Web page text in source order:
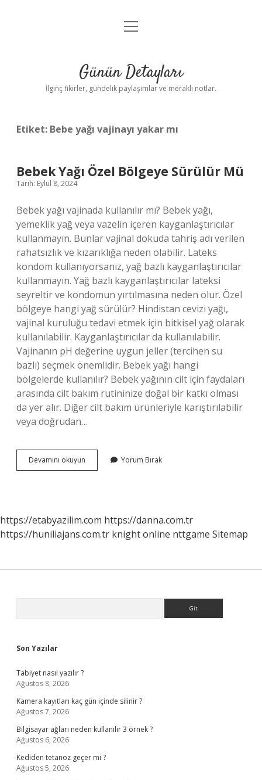
Gizlilik Politikası
Yasal Uyarı
menüyü
Günün Detayları
İlginç fikirler, gündelik paylaşımlar ve meraklı notlar.
Etiket: Bebe yağı vajinayı yakar mı
Bebek Yağı Özel Bölgeye Sürülür Mü
Tarih: Eylül 8, 2024
Bebek yağı vajinada kullanılır mı? Bebek yağı,
yemeklik yağ veya vazelin içeren kayganlaştırıcılar
kullanmayın. Bunlar vajinal dokuda tahriş adı verilen
rahatsızlık ve kızarıklığa neden olabilir. Lateks
kondom kullanıyorsanız, yağ bazlı kayganlaştırıcılar
kullanmayın. Yağ bazlı kayganlaştırıcılar lateksi
seyreltir ve kondomun yırtılmasına neden olur. Özel
bölgeye hangi yağ sürülür? Hindistan cevizi yağı,
vajinal kuruluğu tedavi etmek için bitkisel yağ olarak
kullanılabilir. Kayganlaştırıcılar da kullanılabilir.
Vajinanın pH değerine uygun jeller (tercihen su
bazlı) seçmek önemlidir. Bebek yağı hangi
bölgelerde kullanılır? Bebek yağının cilt için faydaları
arasında cilt bakım rutininize doğal bir katkı olması
da yer alır. Diğer cilt bakım ürünleriyle karıştırılabilir
veya doğrudan…
Devamını okuyun
Yağı
Yorum Bırak
https://etabyazilim.com https://danna.com.tr
https://huniliajans.com.tr knight online nttgame Sitemap
Son Yazılar
Tabiyet nasıl yazılır ?
Ağustos 8, 2026
Kamera kayıtları kaç gün içinde silinir ?
Ağustos 7, 2026
Bilgisayar ağları neden kullanılır 3 örnek ?
Ağustos 6, 2026
Kediden tetanoz geçer mi ?
Ağustos 5, 2026